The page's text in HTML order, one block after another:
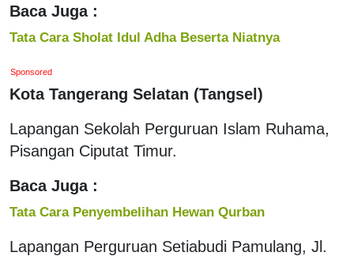
Baca Juga :
Tata Cara Sholat Idul Adha Beserta Niatnya
Sponsored
Kota Tangerang Selatan (Tangsel)
Lapangan Sekolah Perguruan Islam Ruhama,
Pisangan Ciputat Timur.
Baca Juga :
Tata Cara Penyembelihan Hewan Qurban
Lapangan Perguruan Setiabudi Pamulang, Jl.